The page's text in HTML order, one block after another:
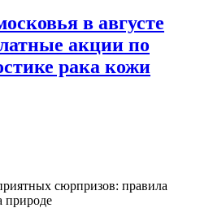
в августе
акции по
рака кожи
сюрпризов: правила
природе